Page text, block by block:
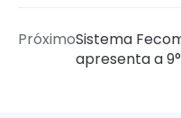
PróximoSistema
apresenta a